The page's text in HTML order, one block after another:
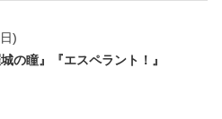
)
の瞳』『エスペラント！』